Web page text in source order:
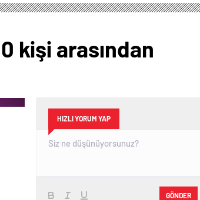
değiştirdi
kişi arasından
HIZLI YORUM YAP
GÖNDER